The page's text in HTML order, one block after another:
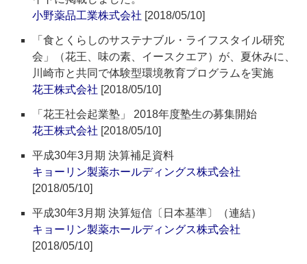
小野薬品工業株式会社 [2018/05/10]
「食とくらしのサステナブル・ライフスタイル研究
会」（花王、味の素、イースクエア）が、夏休みに、
川崎市と共同で体験型環境教育プログラムを実施
花王株式会社 [2018/05/10]
「花王社会起業塾」 2018年度塾生の募集開始
花王株式会社 [2018/05/10]
平成30年3月期 決算補足資料
キョーリン製薬ホールディングス株式会社
[2018/05/10]
平成30年3月期 決算短信〔日本基準〕（連結）
キョーリン製薬ホールディングス株式会社
[2018/05/10]